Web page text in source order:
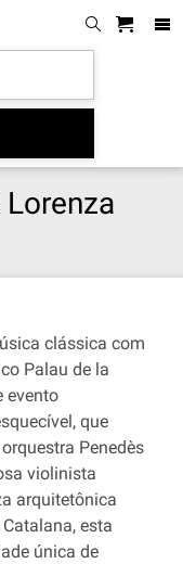
clássica com
Palau de la
evento
que
Penedès
violinista
arquitetônica
esta
única de